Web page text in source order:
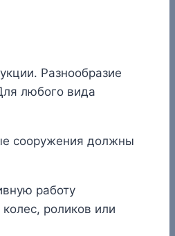
Разнообразие
любого вида
сооружения должны
работу
роликов или